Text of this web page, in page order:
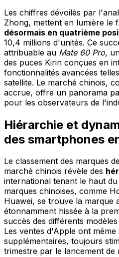
Les chiffres dévoilés par
Zhong, mettent en lumière le
désormais en quatrième
10,4 millions d'unités. Ce
attribuable au Mate 60 Pro,
des puces Kirin conçues en
fonctionnalités avancées
satellite. Le marché chinois,
accrue, offre un panorama
pour les observateurs de
Hiérarchie et
des smartphones
Le classement des marques
marché chinois révèle des
international tenant le haut
marques chinoises, comme
Huawei, se trouve la marque
étonnamment hissée à la
succès des différents
Les ventes d'Apple ont même
supplémentaires, toujours
trimestre par le lancement de